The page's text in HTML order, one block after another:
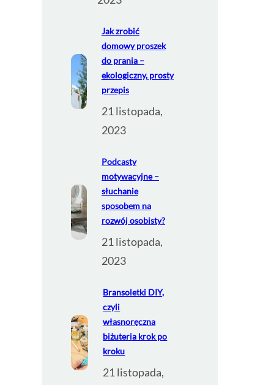
Jak zrobić
domowy proszek
do prania –
ekologiczny, prosty
przepis
21 listopada,
2023
Podcasty
motywacyjne –
słuchanie
sposobem na
rozwój osobisty?
21 listopada,
2023
Bransoletki DIY,
czyli
własnoręczna
biżuteria krok po
kroku
21 listopada,